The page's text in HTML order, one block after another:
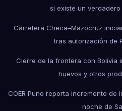
si existe un
Carretera Checa–Mazocruz
tras autorización de
Cierre de la frontera con Bolivia
huevos y otros
COER Puno reporta incremento
noche de